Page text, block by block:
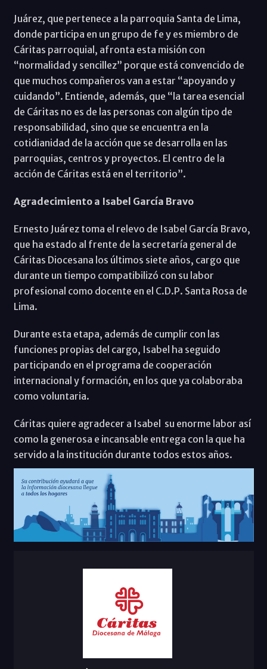
Juárez, que pertenece a la parroquia Santa de Lima,
donde participa en un grupo de fe y es miembro de
Cáritas parroquial, afronta esta misión con
“normalidad y sencillez” porque está convencido de
que muchos compañeros van a estar “apoyando y
cuidando”. Entiende, además, que “la tarea esencial
de Cáritas no es de las personas con algún tipo de
responsabilidad, sino que se encuentra en la
cotidianidad de la acción que se desarrolla en las
parroquias, centros y proyectos. El centro de la
acción de Cáritas está en el territorio”.
Agradecimiento a Isabel García Bravo
Ernesto Juárez toma el relevo de Isabel García Bravo,
que ha estado al frente de la secretaría general de
Cáritas Diocesana los últimos siete años, cargo que
durante un tiempo compatibilizó con su labor
profesional como docente en el C.D.P. Santa Rosa de
Lima.
Durante esta etapa, además de cumplir con las
funciones propias del cargo, Isabel ha seguido
participando en el programa de cooperación
internacional y formación, en los que ya colaboraba
como voluntaria.
Cáritas quiere agradecer a Isabel su enorme labor así
como la generosa e incansable entrega con la que ha
servido a la institución durante todos estos años.